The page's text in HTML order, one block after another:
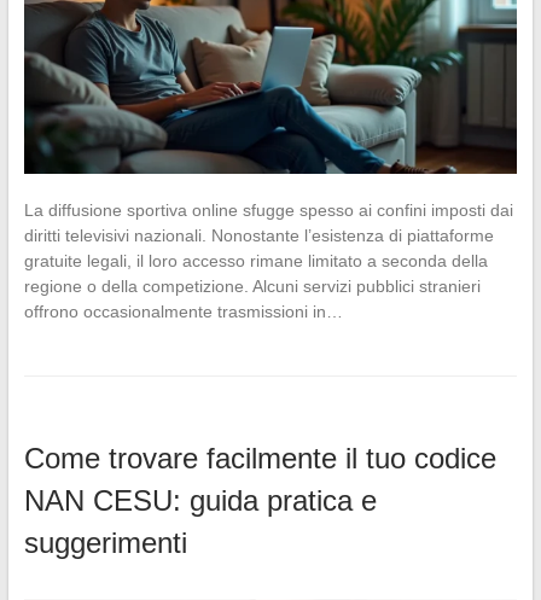
La diffusione sportiva online sfugge spesso ai confini imposti dai
diritti televisivi nazionali. Nonostante l’esistenza di piattaforme
gratuite legali, il loro accesso rimane limitato a seconda della
regione o della competizione. Alcuni servizi pubblici stranieri
offrono occasionalmente trasmissioni in…
Come trovare facilmente il tuo codice
NAN CESU: guida pratica e
suggerimenti